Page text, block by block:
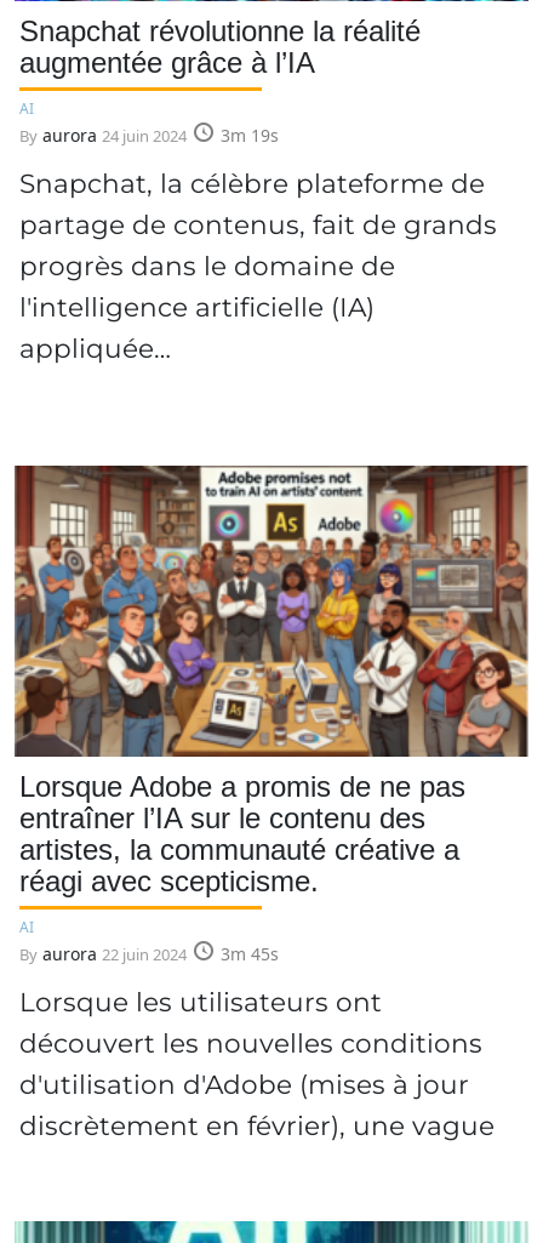
Snapchat révolutionne la réalité
augmentée grâce à l’IA
AI
By aurora 24 juin 2024 3m 19s
Snapchat, la célèbre plateforme de
partage de contenus, fait de grands
progrès dans le domaine de
l'intelligence artificielle (IA)
appliquée…
Lorsque Adobe a promis de ne pas
entraîner l’IA sur le contenu des
artistes, la communauté créative a
réagi avec scepticisme.
AI
By aurora 22 juin 2024 3m 45s
Lorsque les utilisateurs ont
découvert les nouvelles conditions
d'utilisation d'Adobe (mises à jour
discrètement en février), une vague